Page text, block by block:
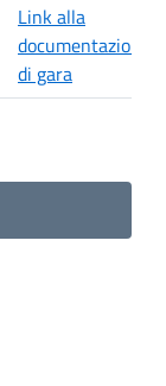
Link alla
documentazione
di gara